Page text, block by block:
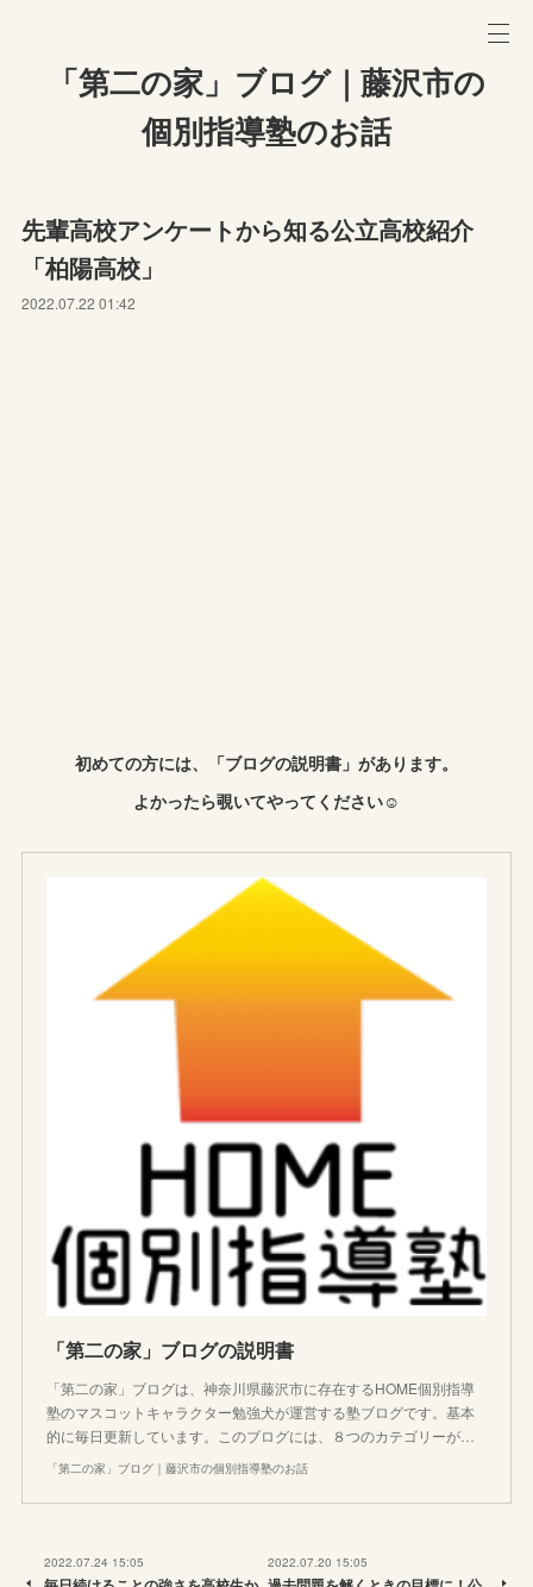
「第二の家」ブログ｜藤沢市の
個別指導塾のお話
先輩高校アンケートから知る公立高校紹介
「柏陽高校」
2022.07.22 01:42
初めての方には、「ブログの説明書」があります。
よかったら覗いてやってください☺︎
「第二の家」ブログの説明書
「第二の家」ブログは、神奈川県藤沢市に存在するHOME個別指導
塾のマスコットキャラクター勉強犬が運営する塾ブログです。基本
的に毎日更新しています。このブログには、８つのカテゴリーが…
「第二の家」ブログ｜藤沢市の個別指導塾のお話
2022.07.24 15:05 2022.07.20 15:05